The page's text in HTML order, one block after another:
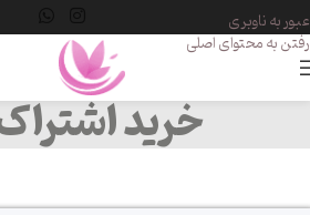
عبور به ناوبری
رفتن به محتوای اصلی
خرید